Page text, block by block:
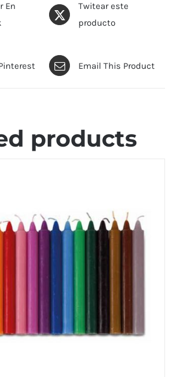
En
Twitear este
producto
Email This Product
products